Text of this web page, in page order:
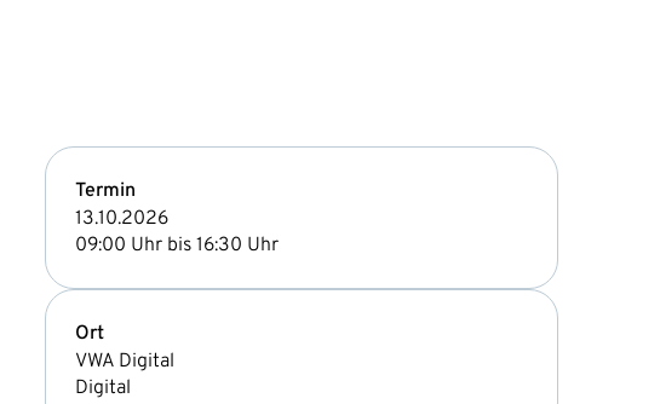
Termin
13.10.2026
09:00 Uhr bis 16:30 Uhr
Ort
VWA Digital
Digital